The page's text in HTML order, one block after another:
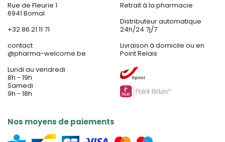
Rue de Fleurie 1
6941 Bomal
+32 86 21 11 71
contact
@pharma-welcome.be
Lundi au vendredi :
8h - 19h
Samedi :
9h - 18h
Nos moyens de paiements
Retrait à la pharmacie
Distributeur automatique
24h/24 7j/7
Livraison à domicile ou en
Point Relais